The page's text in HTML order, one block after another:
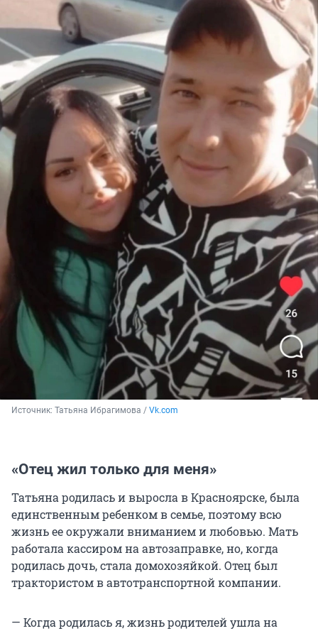
Источник: Татьяна Ибрагимова / Vk.com
«Отец жил только для меня»
Татьяна родилась и выросла в Красноярске, была
единственным ребенком в семье, поэтому всю
жизнь ее окружали вниманием и любовью. Мать
работала кассиром на автозаправке, но, когда
родилась дочь, стала домохозяйкой. Отец был
трактористом в автотранспортной компании.
— Когда родилась я, жизнь родителей ушла на